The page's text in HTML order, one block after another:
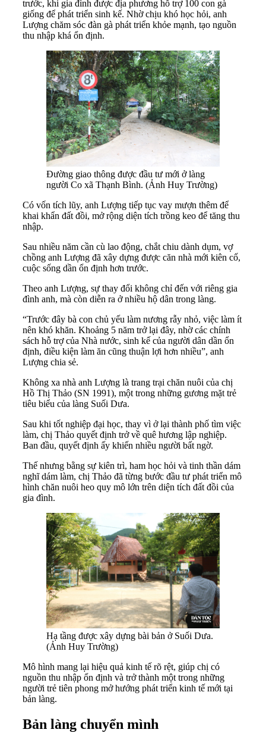
trước, khi gia đình được địa phương hỗ trợ 100 con gà
giống để phát triển sinh kế. Nhờ chịu khó học hỏi, anh
Lượng chăm sóc đàn gà phát triển khỏe mạnh, tạo nguồn
thu nhập khá ổn định.
Đường giao thông được đầu tư mới ở làng
người Co xã Thạnh Bình. (Ảnh Huy Trường)
Có vốn tích lũy, anh Lượng tiếp tục vay mượn thêm để
khai khẩn đất đồi, mở rộng diện tích trồng keo để tăng thu
nhập.
Sau nhiều năm cần cù lao động, chắt chiu dành dụm, vợ
chồng anh Lượng đã xây dựng được căn nhà mới kiên cố,
cuộc sống dần ổn định hơn trước.
Theo anh Lượng, sự thay đổi không chỉ đến với riêng gia
đình anh, mà còn diễn ra ở nhiều hộ dân trong làng.
“Trước đây bà con chủ yếu làm nương rẫy nhỏ, việc làm ít
nên khó khăn. Khoảng 5 năm trở lại đây, nhờ các chính
sách hỗ trợ của Nhà nước, sinh kế của người dân dần ổn
định, điều kiện làm ăn cũng thuận lợi hơn nhiều”, anh
Lượng chia sẻ.
Không xa nhà anh Lượng là trang trại chăn nuôi của chị
Hồ Thị Thảo (SN 1991), một trong những gương mặt trẻ
tiêu biểu của làng Suối Dưa.
Sau khi tốt nghiệp đại học, thay vì ở lại thành phố tìm việc
làm, chị Thảo quyết định trở về quê hương lập nghiệp.
Ban đầu, quyết định ấy khiến nhiều người bất ngờ.
Thế nhưng bằng sự kiên trì, ham học hỏi và tinh thần dám
nghĩ dám làm, chị Thảo đã từng bước đầu tư phát triển mô
hình chăn nuôi heo quy mô lớn trên diện tích đất đồi của
gia đình.
Hạ tầng được xây dựng bài bản ở Suối Dưa.
(Ảnh Huy Trường)
Mô hình mang lại hiệu quả kinh tế rõ rệt, giúp chị có
nguồn thu nhập ổn định và trở thành một trong những
người trẻ tiên phong mở hướng phát triển kinh tế mới tại
bản làng.
Bản làng chuyển mình